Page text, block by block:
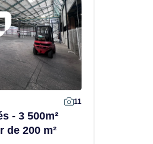
11
- 3 500m²
de 200 m²